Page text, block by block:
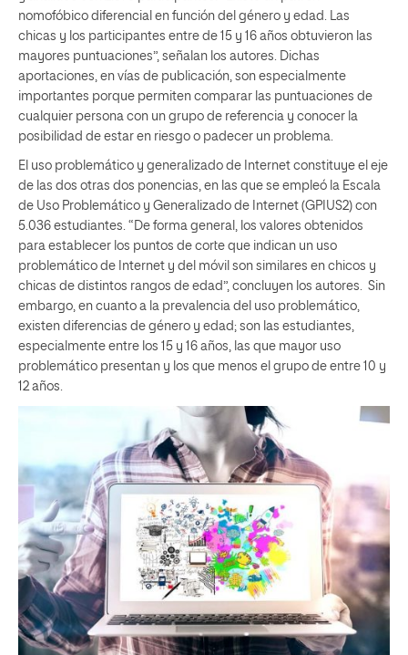
nomofóbico diferencial en función del género y edad. Las
chicas y los participantes entre de 15 y 16 años obtuvieron las
mayores puntuaciones”, señalan los autores. Dichas
aportaciones, en vías de publicación, son especialmente
importantes porque permiten comparar las puntuaciones de
cualquier persona con un grupo de referencia y conocer la
posibilidad de estar en riesgo o padecer un problema.
El uso problemático y generalizado de Internet constituye el eje
de las dos otras dos ponencias, en las que se empleó la Escala
de Uso Problemático y Generalizado de Internet (GPIUS2) con
5.036 estudiantes. “De forma general, los valores obtenidos
para establecer los puntos de corte que indican un uso
problemático de Internet y del móvil son similares en chicos y
chicas de distintos rangos de edad”, concluyen los autores. Sin
embargo, en cuanto a la prevalencia del uso problemático,
existen diferencias de género y edad; son las estudiantes,
especialmente entre los 15 y 16 años, las que mayor uso
problemático presentan y los que menos el grupo de entre 10 y
12 años.